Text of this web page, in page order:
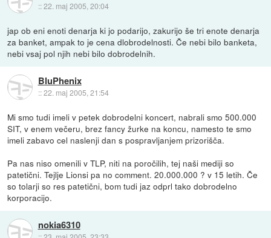
::22. maj 2005, 20:04
jap ob eni enoti denarja ki jo podarijo, zakurijo še tri enote denarja
za banket, ampak to je cena dlobrodelnosti. Če nebi bilo banketa,
nebi vsaj pol njih nebi bilo dobrodelnih.
BluPhenix
::22. maj 2005, 21:54
Mi smo tudi imeli v petek dobrodelni koncert, nabrali smo 500.000
SIT, v enem večeru, brez fancy žurke na koncu, namesto te smo
imeli zabavo cel naslenji dan s pospravljanjem prizorišča.
Pa nas niso omenili v TLP, niti na poročilih, tej naši mediji so
patetični. Tejlje Lionsi pa no comment. 20.000.000 ? v 15 letih. Če
so tolarji so res patetični, bom tudi jaz odprl tako dobrodelno
korporacijo.
nokia6310